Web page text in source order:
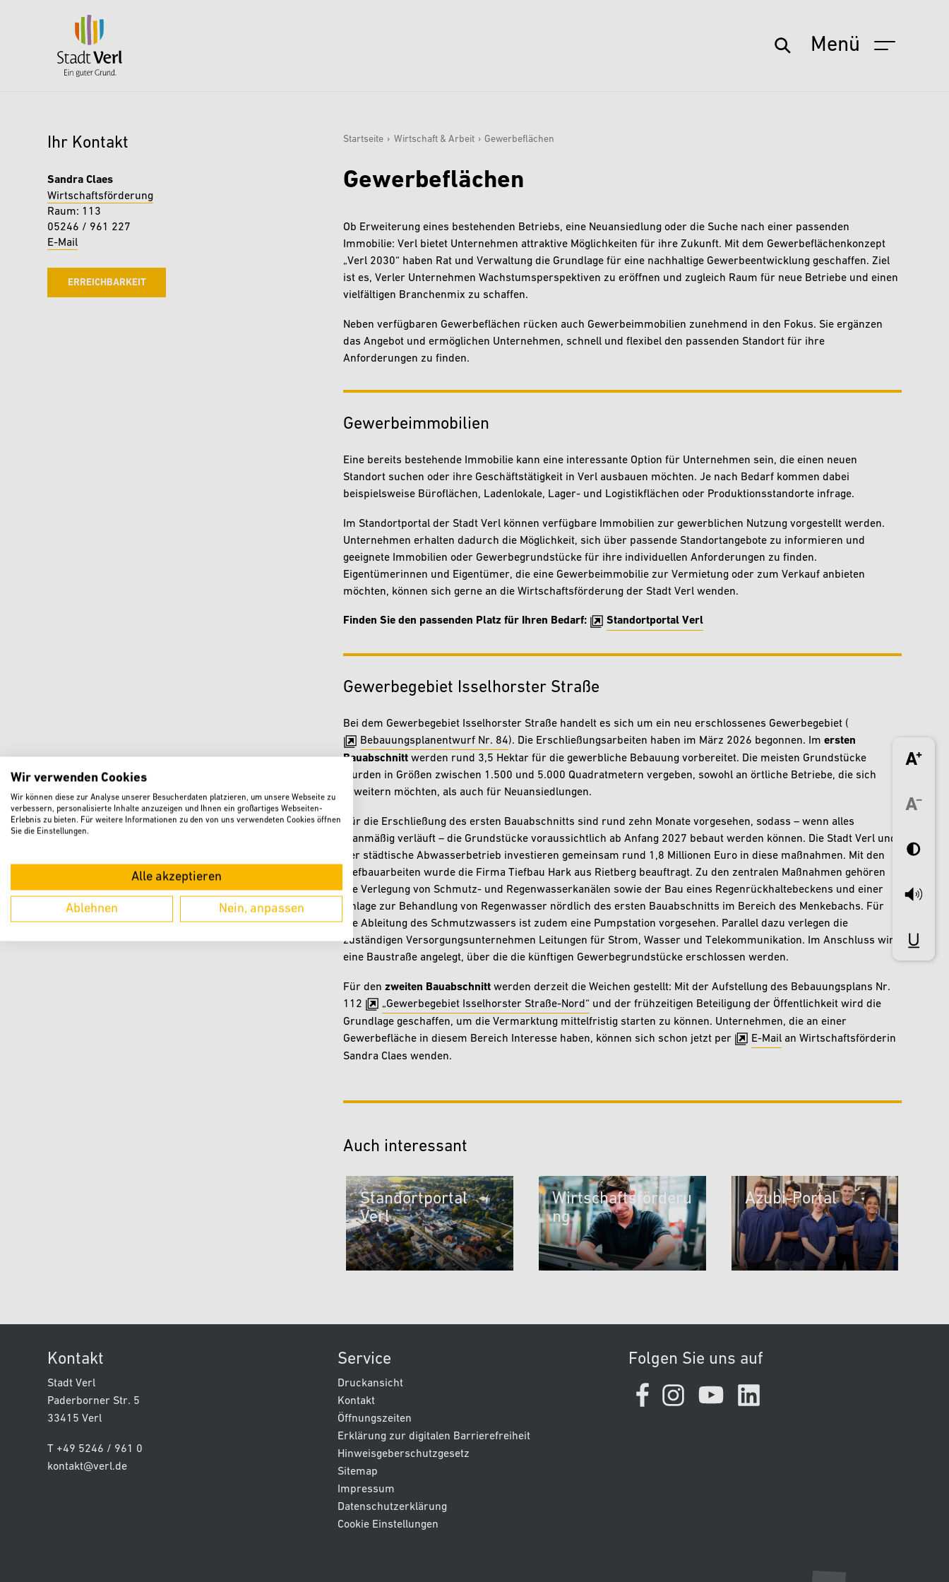
Zum Hauptinhalt springen Menü
Stadt & Zukunft
Politik & Verwaltung
Ihr Kontakt
Sandra Claes
Wirtschaftsförderung
Raum: 113
05246 / 961 227
E-Mail
ERREICHBARKEIT
Sie sind hier:
Startseite › Wirtschaft & Arbeit › Gewerbeflächen
Gewerbeflächen
Ob Erweiterung eines bestehenden Betriebs, eine Neuansiedlung oder die Suche nach einer passenden
Immobilie: Verl bietet Unternehmen attraktive Möglichkeiten für ihre Zukunft. Mit dem Gewerbeflächenkonzept
„Verl 2030“ haben Rat und Verwaltung die Grundlage für eine nachhaltige Gewerbeentwicklung geschaffen. Ziel
ist es, Verler Unternehmen Wachstumsperspektiven zu eröffnen und zugleich Raum für neue Betriebe und einen
vielfältigen Branchenmix zu schaffen.
Neben verfügbaren Gewerbeflächen rücken auch Gewerbeimmobilien zunehmend in den Fokus. Sie ergänzen
das Angebot und ermöglichen Unternehmen, schnell und flexibel den passenden Standort für ihre
Anforderungen zu finden.
Gewerbeimmobilien
Eine bereits bestehende Immobilie kann eine interessante Option für Unternehmen sein, die einen neuen
Standort suchen oder ihre Geschäftstätigkeit in Verl ausbauen möchten. Je nach Bedarf kommen dabei
beispielsweise Büroflächen, Ladenlokale, Lager- und Logistikflächen oder Produktionsstandorte infrage.
Im Standortportal der Stadt Verl können verfügbare Immobilien zur gewerblichen Nutzung vorgestellt werden.
Unternehmen erhalten dadurch die Möglichkeit, sich über passende Standortangebote zu informieren und
geeignete Immobilien oder Gewerbegrundstücke für ihre individuellen Anforderungen zu finden.
Eigentümerinnen und Eigentümer, die eine Gewerbeimmobilie zur Vermietung oder zum Verkauf anbieten
möchten, können sich gerne an die Wirtschaftsförderung der Stadt Verl wenden.
Finden Sie den passenden Platz für Ihren Bedarf: Standortportal Verl
Gewerbegebiet Isselhorster Straße
Bei dem Gewerbegebiet Isselhorster Straße handelt es sich um ein neu erschlossenes Gewerbegebiet (
Bebauungsplanentwurf Nr. 84). Die Erschließungsarbeiten haben im März 2026 begonnen. Imersten
Bauabschnittwerden rund 3,5 Hektar für die gewerbliche Bebauung vorbereitet. Die meisten Grundstücke
wurden in Größen zwischen 1.500 und 5.000 Quadratmetern vergeben, sowohl an örtliche Betriebe, die sich
erweitern möchten, als auch für Neuansiedlungen.
Für die Erschließung des ersten Bauabschnitts sind rund zehn Monate vorgesehen, sodass – wenn alles
planmäßig verläuft – die Grundstücke voraussichtlich ab Anfang 2027 bebaut werden können. Die Stadt Verl und
der städtische Abwasserbetrieb investieren gemeinsam rund 1,8 Millionen Euro in diese maßnahmen. Mit den
Tiefbauarbeiten wurde die Firma Tiefbau Hark aus Rietberg beauftragt. Zu den zentralen Maßnahmen gehören
die Verlegung von Schmutz- und Regenwasserkanälen sowie der Bau eines Regenrückhaltebeckens und einer
Anlage zur Behandlung von Regenwasser nördlich des ersten Bauabschnitts im Bereich des Menkebachs. Für
die Ableitung des Schmutzwassers ist zudem eine Pumpstation vorgesehen. Parallel dazu verlegen die
zuständigen Versorgungsunternehmen Leitungen für Strom, Wasser und Telekommunikation. Im Anschluss wird
eine Baustraße angelegt, über die die künftigen Gewerbegrundstücke erschlossen werden.
Für denzweiten Bauabschnitt werden derzeit die Weichen gestellt: Mit der Aufstellung des Bebauungsplans Nr.
112
„Gewerbegebiet Isselhorster Straße-Nord“ und der frühzeitigen Beteiligung der Öffentlichkeit wird die
Grundlage geschaffen, um die Vermarktung mittelfristig starten zu können. Unternehmen, die an einer
Gewerbefläche in diesem Bereich Interesse haben, können sich schon jetzt per
E-Mail an Wirtschaftsförderin
Sandra Claes wenden.
Auch interessant
Standortportal
Verl
Wirtschaftsförderu
ng
Azubi-Portal
Kontakt
Stadt Verl
Paderborner Str. 5
33415 Verl
T +49 5246 / 961 0
kontakt@verl.de
Service
Druckansicht
Kontakt
Öffnungszeiten
Erklärung zur digitalen Barrierefreiheit
Hinweisgeberschutzgesetz
Sitemap
Impressum
Datenschutzerklärung
Cookie Einstellungen
Folgen Sie uns auf
Wir verwenden Cookies
Wir können diese zur Analyse unserer Besucherdaten platzieren, um unsere Webseite zu
verbessern, personalisierte Inhalte anzuzeigen und Ihnen ein großartiges Webseiten-
Erlebnis zu bieten. Für weitere Informationen zu den von uns verwendeten Cookies öffnen
Sie die Einstellungen.
Alle akzeptieren
Ablehnen Nein, anpassen